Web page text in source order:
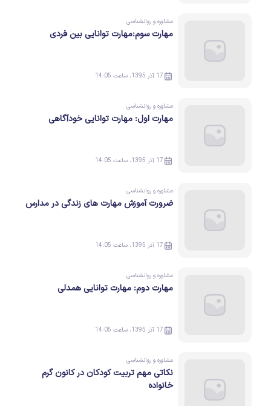
مشاوره و روانشناسی
مهارت سوم:مهارت توانایی بین فردی
17 آذر 1395، ساعت 14:05
مشاوره و روانشناسی
مهارت اول: مهارت توانایی خودآگاهی
17 آذر 1395، ساعت 14:05
مشاوره و روانشناسی
ضرورت آموزش مهارت های زندگی در مدارس
17 آذر 1395، ساعت 14:05
مشاوره و روانشناسی
مهارت دوم: مهارت توانایی همدلی
17 آذر 1395، ساعت 14:05
مشاوره و روانشناسی
نکاتی مهم تربیت کودکان در کانون گرم
خانواده